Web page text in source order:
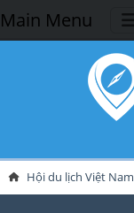
Main Menu
Hội du lịch Việt Nam